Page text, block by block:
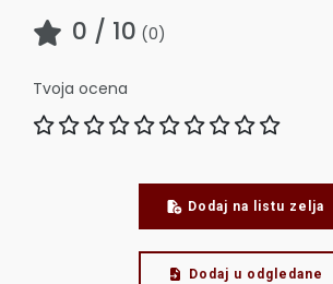
0 / 10 (0)
Tvoja ocena
Dodaj na listu zelja
Dodaj u odgledane